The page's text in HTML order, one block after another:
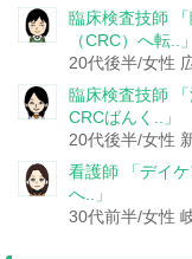
臨床検査技師
（CRC）へ転..」
20代後半/女性
臨床検査技師
CRCばんく..」
20代後半/女性
看護師 「デイ
へ..」
30代前半/女性